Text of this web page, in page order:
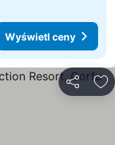
Wyświetl ceny